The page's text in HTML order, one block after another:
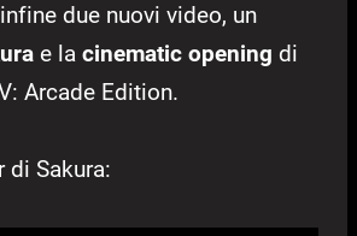
due nuovi video, un
e la cinematic opening di
Arcade Edition.
di Sakura: